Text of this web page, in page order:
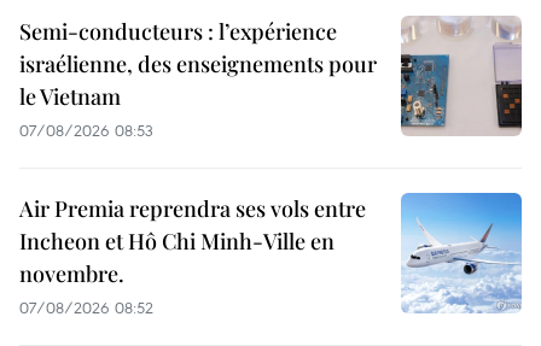
Semi-conducteurs : l’expérience
israélienne, des enseignements pour
le Vietnam
07/08/2026 08:53
Air Premia reprendra ses vols entre
Incheon et Hô Chi Minh-Ville en
novembre.
07/08/2026 08:52